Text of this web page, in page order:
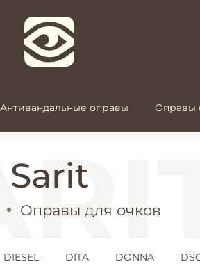
Антивандальные оправы Оправы
Sarit
Оправы для очков
DIESEL DITA DONNA